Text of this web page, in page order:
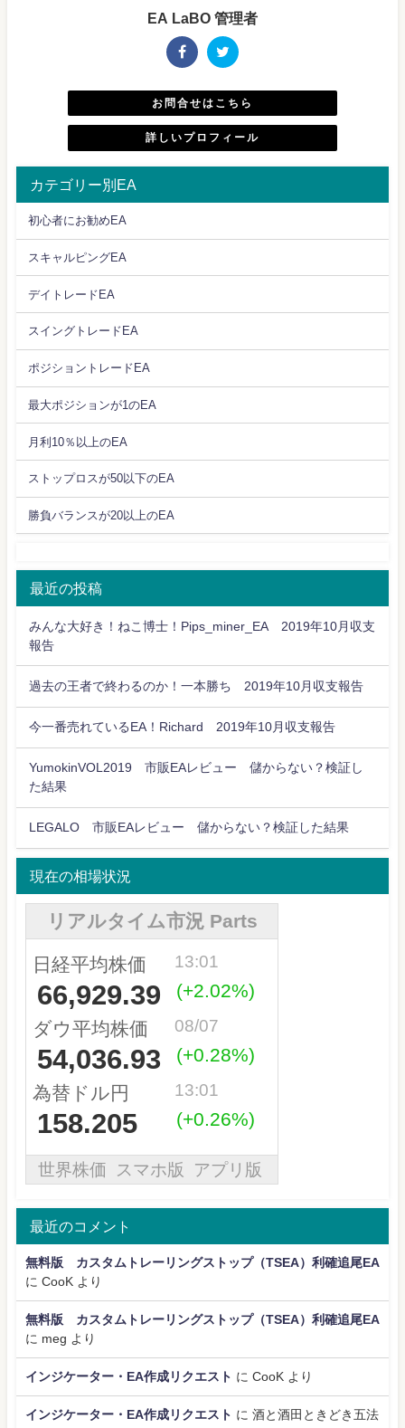
EA LaBO 管理者
お問合せはこちら
詳しいプロフィール
カテゴリー別EA
初心者にお勧めEA
スキャルピングEA
デイトレードEA
スイングトレードEA
ポジショントレードEA
最大ポジションが1のEA
月利10％以上のEA
ストップロスが50以下のEA
勝負バランスが20以上のEA
最近の投稿
みんな大好き！ねこ博士！Pips_miner_EA 2019年10月収支
報告
過去の王者で終わるのか！一本勝ち 2019年10月収支報告
今一番売れているEA！Richard 2019年10月収支報告
YumokinVOL2019 市販EAレビュー 儲からない？検証し
た結果
LEGALO 市販EAレビュー 儲からない？検証した結果
現在の相場状況
最近のコメント
無料版 カスタムトレーリングストップ（TSEA）利確追尾EA
に CooK より
無料版 カスタムトレーリングストップ（TSEA）利確追尾EA
に meg より
インジケーター・EA作成リクエスト に CooK より
インジケーター・EA作成リクエスト に 酒と酒田ときどき五法